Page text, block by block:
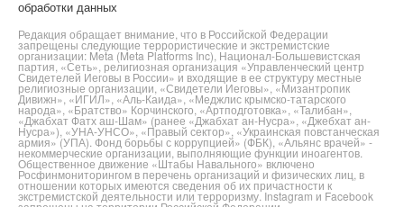
обработки данных
Редакция обращает внимание, что в Российской Федерации
запрещены следующие террористические и экстремистские
организации: Meta (Meta Platforms Inc), Национал-Большевистская
партия, «Сеть», религиозная организация «Управленческий центр
Свидетелей Иеговы в России» и входящие в ее структуру местные
религиозные организации, «Свидетели Иеговы», «Мизантропик
Дивижн», «ИГИЛ», «Аль-Каида», «Меджлис крымско-татарского
народа», «Братство» Корчинского, «Артподготовка», «Талибан»,
«Джабхат Фатх аш-Шам» (ранее «Джабхат ан-Нусра», «Джебхат ан-
Нусра»), «УНА-УНСО», «Правый сектор», «Украинская повстанческая
армия» (УПА). Фонд борьбы с коррупцией» (ФБК), «Альянс врачей» -
некоммерческие организации, выполняющие функции иноагентов.
Общественное движение «Штабы Навального» включено
Росфинмониторингом в перечень организаций и физических лиц, в
отношении которых имеются сведения об их причастности к
экстремистской деятельности или терроризму. Instagram и Facebook